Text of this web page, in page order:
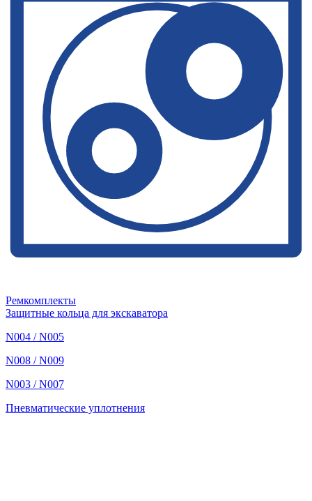
Ремкомплекты
Защитные кольца для экскаватора
N004 / N005
N008 / N009
N003 / N007
Пневматические уплотнения